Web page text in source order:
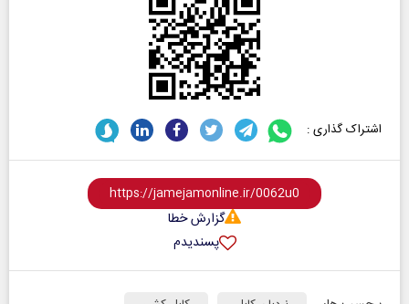
اشتراک گذاری :
گزارش خطا
پسندیدم